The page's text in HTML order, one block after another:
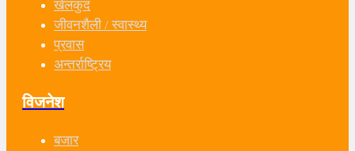
खेलकुद
जीवनशैली / स्वास्थ्य
प्रवास
अन्तर्राष्ट्रिय
विजनेश
बजार